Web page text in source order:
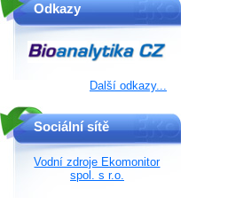
Odkazy
Další odkazy...
Sociální sítě
Vodní zdroje Ekomonitor
spol. s r.o.